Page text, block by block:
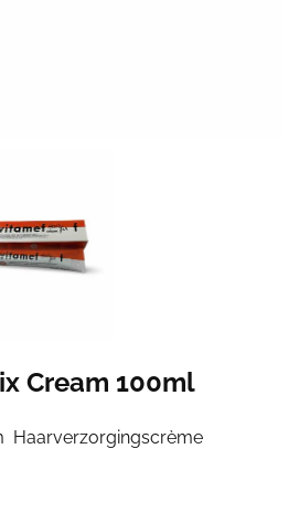
Cream 100ml
Haarverzorgingscrème